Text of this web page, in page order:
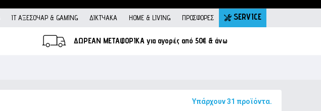
IT ΑΞΕΣΟΥΆΡ & GAMING ΔΙΚΤΥΑΚΆ HOME & LIVING ΠΡΟΣΦΟΡΕΣ SERVICE
ΔΩΡΕΑΝ ΜΕΤΑΦΟΡΙΚΑ για αγορές από 50€ & άνω
Υπάρχουν 31 προϊόντα.